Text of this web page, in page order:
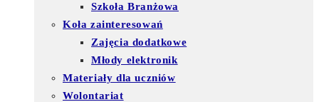
Szkoła Branżowa
Koła zainteresowań
Zajęcia dodatkowe
Młody elektronik
Materiały dla uczniów
Wolontariat